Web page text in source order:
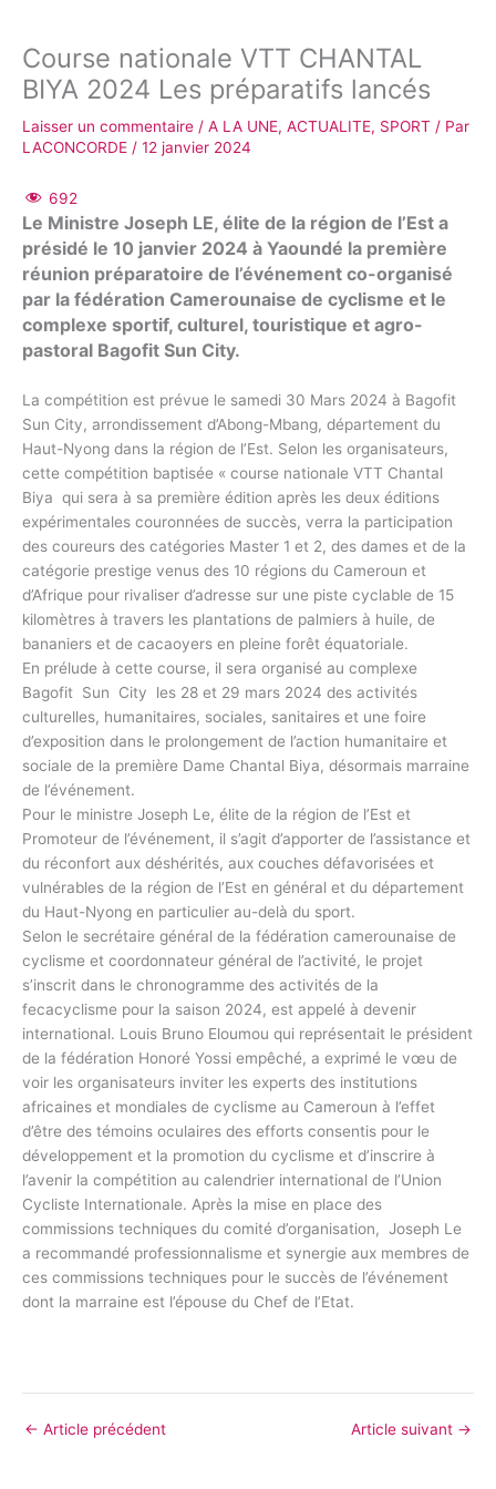
Course nationale VTT CHANTAL
BIYA 2024 Les préparatifs lancés
Laisser un commentaire / A LA UNE, ACTUALITE, SPORT / Par
LACONCORDE / 12 janvier 2024
692
Le Ministre Joseph LE, élite de la région de l’Est a
présidé le 10 janvier 2024 à Yaoundé la première
réunion préparatoire de l’événement co-organisé
par la fédération Camerounaise de cyclisme et le
complexe sportif, culturel, touristique et agro-
pastoral Bagofit Sun City.
La compétition est prévue le samedi 30 Mars 2024 à Bagofit
Sun City, arrondissement d’Abong-Mbang, département du
Haut-Nyong dans la région de l’Est. Selon les organisateurs,
cette compétition baptisée « course nationale VTT Chantal
Biya qui sera à sa première édition après les deux éditions
expérimentales couronnées de succès, verra la participation
des coureurs des catégories Master 1 et 2, des dames et de la
catégorie prestige venus des 10 régions du Cameroun et
d’Afrique pour rivaliser d’adresse sur une piste cyclable de 15
kilomètres à travers les plantations de palmiers à huile, de
bananiers et de cacaoyers en pleine forêt équatoriale.
En prélude à cette course, il sera organisé au complexe
Bagofit Sun City les 28 et 29 mars 2024 des activités
culturelles, humanitaires, sociales, sanitaires et une foire
d’exposition dans le prolongement de l’action humanitaire et
sociale de la première Dame Chantal Biya, désormais marraine
de l’événement.
Pour le ministre Joseph Le, élite de la région de l’Est et
Promoteur de l’événement, il s’agit d’apporter de l’assistance et
du réconfort aux déshérités, aux couches défavorisées et
vulnérables de la région de l’Est en général et du département
du Haut-Nyong en particulier au-delà du sport.
Selon le secrétaire général de la fédération camerounaise de
cyclisme et coordonnateur général de l’activité, le projet
s’inscrit dans le chronogramme des activités de la
fecacyclisme pour la saison 2024, est appelé à devenir
international. Louis Bruno Eloumou qui représentait le président
de la fédération Honoré Yossi empêché, a exprimé le vœu de
voir les organisateurs inviter les experts des institutions
africaines et mondiales de cyclisme au Cameroun à l’effet
d’être des témoins oculaires des efforts consentis pour le
développement et la promotion du cyclisme et d’inscrire à
l’avenir la compétition au calendrier international de l’Union
Cycliste Internationale. Après la mise en place des
commissions techniques du comité d’organisation, Joseph Le
a recommandé professionnalisme et synergie aux membres de
ces commissions techniques pour le succès de l’événement
dont la marraine est l’épouse du Chef de l’Etat.
← Article précédent Article suivant →